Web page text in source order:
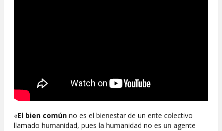
«El bien común no es el bienestar de un ente colectivo
llamado humanidad, pues la humanidad no es un agente